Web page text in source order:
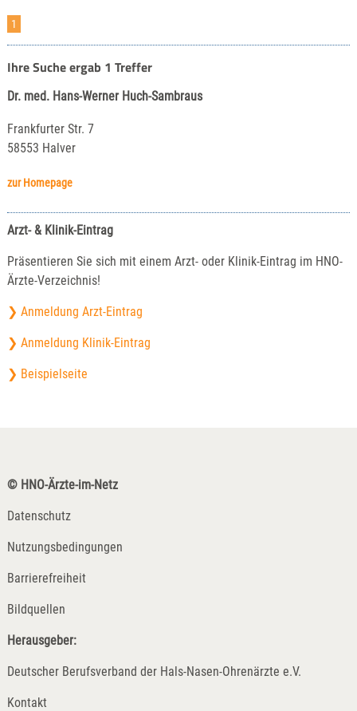
1
Ihre Suche ergab 1 Treffer
Dr. med. Hans-Werner Huch-Sambraus
Frankfurter Str. 7
58553 Halver
zur Homepage
Arzt- & Klinik-Eintrag
Präsentieren Sie sich mit einem Arzt- oder Klinik-Eintrag im HNO-
Ärzte-Verzeichnis!
❯ Anmeldung Arzt-Eintrag
❯ Anmeldung Klinik-Eintrag
❯ Beispielseite
© HNO-Ärzte-im-Netz
Datenschutz
Nutzungsbedingungen
Barrierefreiheit
Bildquellen
Herausgeber:
Deutscher Berufsverband der Hals-Nasen-Ohrenärzte e.V.
Kontakt